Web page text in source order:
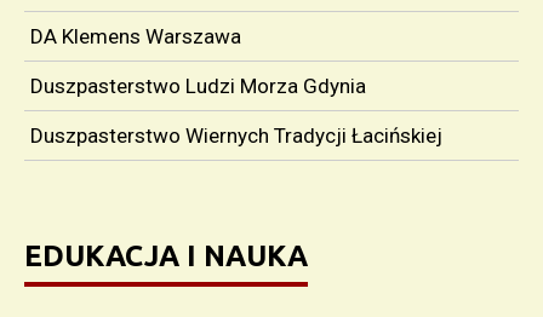
DA Klemens Warszawa
Duszpasterstwo Ludzi Morza Gdynia
Duszpasterstwo Wiernych Tradycji Łacińskiej
EDUKACJA I NAUKA